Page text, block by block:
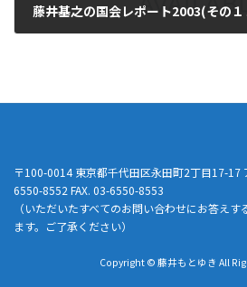
藤井基之の国会レポート2003(その１
〒100-0014 東京都千代田区永田町2丁目17-17
6550-8552 FAX. 03-6550-8553
（いただいたすべてのお問い合わせにお答え
ます。ご了承ください）
Copyright © 藤井もとゆき All